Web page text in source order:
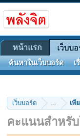
เว็บบอร์ด ... เพี
คะแนนสำหรั
หน้าแรก เว็บบ
ค้นหาในเว็บบอร์ด เ